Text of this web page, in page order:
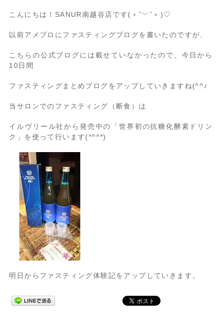
こんにちは！SANUR南越谷店です(﹡ˆ﹀ˆ﹡)♡
以前アメブロにファスティングブログを書いたのですが、
こちらの公式ブログには載せていなかったので、今日から
10日間
ファスティングまとめブログをアップしていきますね(^^♪
当サロンでのファスティング（断食）は
イルヴリール社から発売中の「世界初の抗糖化酵素ドリン
ク」を使って行います(*^^*)
明日からファスティング体験記をアップしていきます。